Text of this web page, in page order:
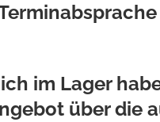
im Lager
über die